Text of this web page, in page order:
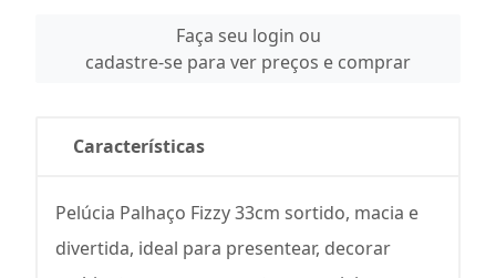
Faça seu login ou
cadastre-se para ver preços e comprar
Características
Pelúcia Palhaço Fizzy 33cm sortido, macia e
divertida, ideal para presentear, decorar